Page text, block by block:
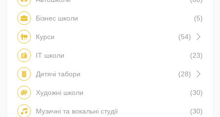
Бізнес школи (5)
Курси (54)
IT школи (23)
Дитячі табори (28)
Художні школи (30)
Музичні та вокальні студії (30)